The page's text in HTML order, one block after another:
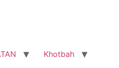
Khotbah